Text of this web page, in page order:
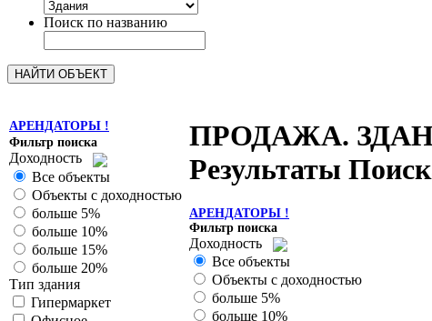
Поиск по названию
АРЕНДАТОРЫ !
Фильтр поиска
Доходность
Все объекты
Объекты с доходностью
больше 5%
больше 10%
больше 15%
больше 20%
Тип здания
Гипермаркет
ПРОДАЖА.
Результаты
АРЕНДАТОРЫ !
Фильтр поиска
Доходность
Все объекты
Объекты с доходностью
больше 5%
больше 10%